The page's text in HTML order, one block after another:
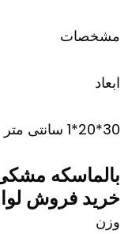
مشخصات
ابعاد
30*20*1 سانتی متر
بالماسکه
خرید فروش
وزن